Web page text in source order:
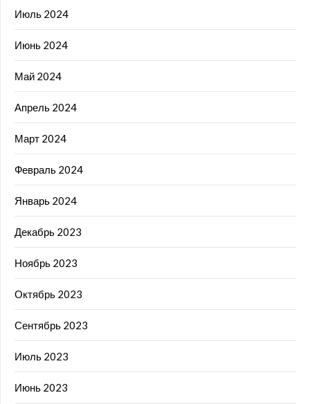
Июль 2024
Июнь 2024
Май 2024
Апрель 2024
Март 2024
Февраль 2024
Январь 2024
Декабрь 2023
Ноябрь 2023
Октябрь 2023
Сентябрь 2023
Июль 2023
Июнь 2023